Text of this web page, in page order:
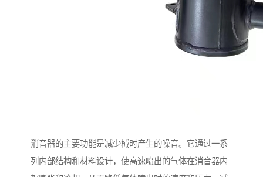
消音器的主要功能是减少械时产生的噪音。它通过一系
列内部结构和材料设计，使高速喷出的气体在消音器内